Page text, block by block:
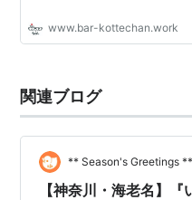
www.bar-kottechan.work
関連ブログ
** Season's Greetings
【神奈川・海老名】